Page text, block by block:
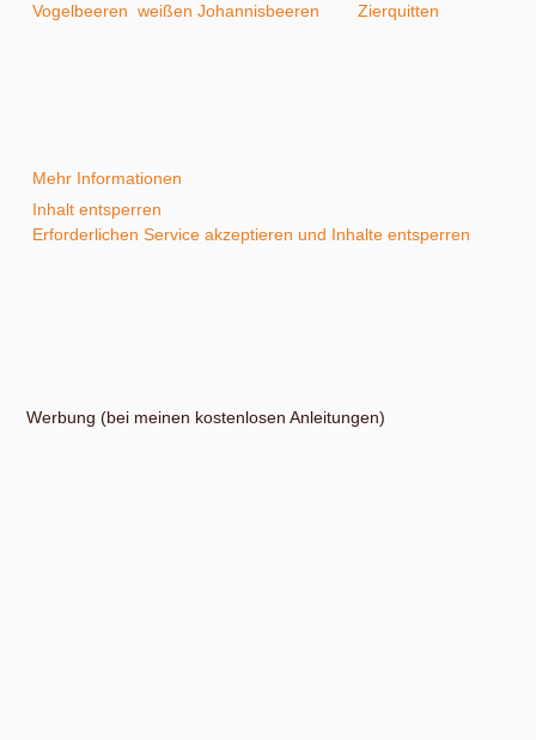
Vogelbeeren ,weißen Johannisbeeren undZierquitten
Mehr Informationen
Inhalt entsperren
Erforderlichen Service akzeptieren und Inhalte entsperren
Werbung (bei meinen kostenlosen Anleitungen)